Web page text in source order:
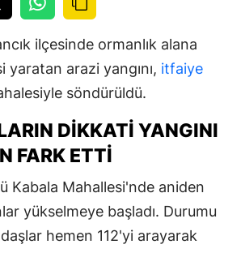
ilçesinde ormanlık alana
yaratan arazi yangını, itfaiye
söndürüldü.
DIKKATI YANGINI
FARK ETTI
Kabala Mahallesi'nde aniden
yükselmeye başladı. Durumu
hemen 112'yi arayarak